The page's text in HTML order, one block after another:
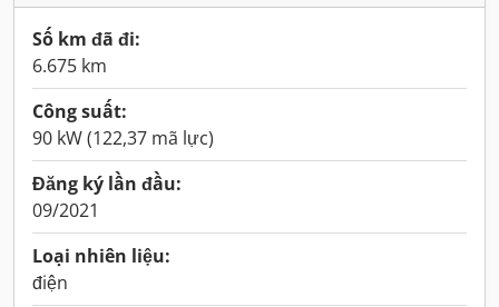
Số km đã đi:
6.675 km
Công suất:
90 kW (122,37 mã lực)
Đăng ký lần đầu:
09/2021
Loại nhiên liệu:
điện